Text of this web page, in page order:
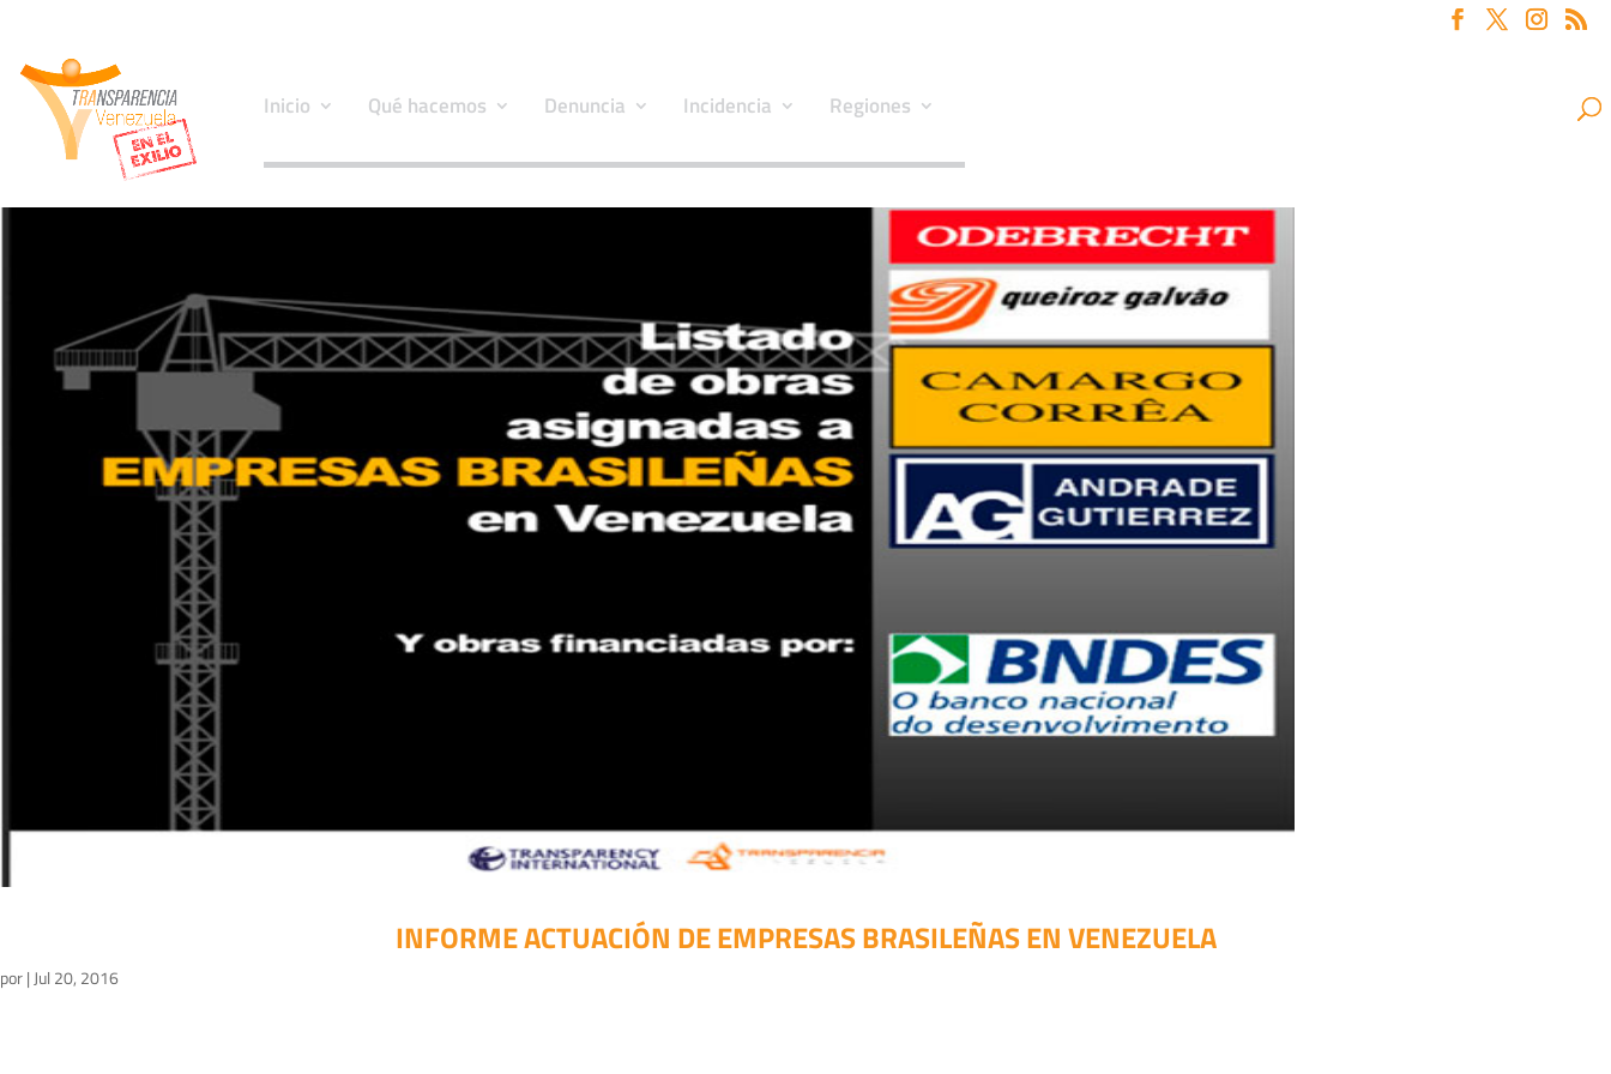
Inicio Qué hacemos Denuncia Incidencia Regiones
INFORME ACTUACIÓN DE EMPRESAS BRASILEÑAS EN VENEZUELA
por| Jul 20, 2016